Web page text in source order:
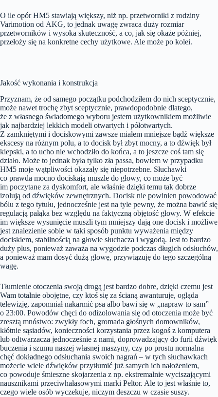
O ile opór HM5 stawiają większy, niż np. przetworniki z rodziny
Varimotion od AKG, to jednak uwagę zwraca duży rozmiar
przetworników i wysoka skuteczność, a co, jak się okaże później,
przełoży się na konkretne cechy użytkowe. Ale może po kolei.
Jakość wykonania i konstrukcja
Przyznam, że od samego początku podchodziłem do nich sceptycznie,
może nawet trochę zbyt sceptycznie, prawdopodobnie dlatego,
że z własnego świadomego wyboru jestem użytkownikiem możliwie
jak najbardziej lekkich modeli otwartych i półotwartych.
Z zamkniętymi i dociskowymi zawsze miałem mniejsze bądź większe
ekscesy na różnym polu, a to docisk był zbyt mocny, a to dźwięk był
kiepski, a to ucho nie wchodziło do końca, a to jeszcze coś tam się
działo. Może to jednak była tylko zła passa, bowiem w przypadku
HM5 moje wątpliwości okazały się niepotrzebne. Słuchawki
co prawda mocno dociskają muszle do głowy, co może być
im poczytane za dyskomfort, ale właśnie dzięki temu tak dobrze
izolują od dźwięków zewnętrznych. Docisk nie powinien powodować
bólu z tego tytułu, jednocześnie jest na tyle pewny, że można bawić się
regulacją pałąka bez względu na faktyczną objętość głowy. W efekcie
im większe wysunięcie muszli tym mniejszy dają one docisk i możliwe
jest znalezienie sobie w taki sposób punktu wyważenia między
dociskiem, stabilnością na głowie słuchacza i wygodą. Jest to bardzo
duży plus, ponieważ zaważa na wygodzie podczas długich odsłuchów,
a ponieważ mam dosyć dużą głowę, przywiązuję do tego szczególną
wagę.
Tłumienie otoczenia swoją drogą jest bardzo dobre, dzięki czemu jest
Wam totalnie obojętne, czy ktoś się za ścianą awanturuje, ogląda
telewizję, zapomniał nakarmić psa albo bawi się w „napraw to sam”
o 23:00. Powodów chęci do odizolowania się od otoczenia może być
zresztą mnóstwo: zwykły foch, gromada głośnych domowników,
kłótnie sąsiadów, konieczności korzystania przez kogoś z komputera
lub odtwarzacza jednocześnie z nami, doprowadzający do furii dźwięk
buczenia i szumu naszej własnej maszyny, czy po prostu normalna
chęć dokładnego odsłuchania swoich nagrań – w tych słuchawkach
możecie wiele dźwięków przytłumić już samych ich nałożeniem,
co powoduje śmieszne skojarzenia z np. ekstremalnie wyciszającymi
nausznikami przeciwhałasowymi marki Peltor. Ale to jest właśnie to,
czego wiele osób wyczekuje, niczym deszczu w czasie suszy.